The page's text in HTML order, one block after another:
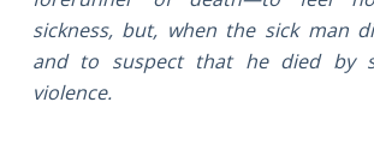
sickness, but, when the sick man
and to suspect that he died by
violence.